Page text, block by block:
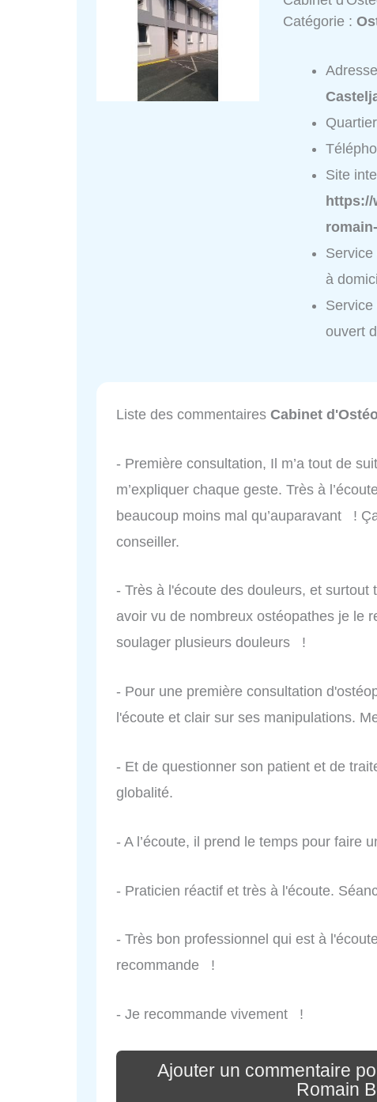
Catégorie :
Site
https://
à
ouvert
Liste des commentaires Cabinet
- Première consultation, Il m’a tout de
m’expliquer chaque geste. Très à
beaucoup moins mal qu’auparavant !
conseiller.
- Très à l'écoute des douleurs, et
avoir vu de nombreux ostéopathes je le
soulager plusieurs douleurs !
- Pour une première consultation
l'écoute et clair sur ses manipulations.
- Et de questionner son patient et de
globalité.
- A l’écoute, il prend le temps pour faire
- Praticien réactif et très à l'écoute.
- Très bon professionnel qui est à
recommande !
- Je recommande vivement !
Ajouter un commentaire
Romain